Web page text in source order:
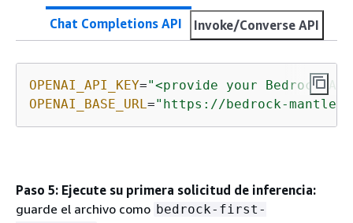
Chat Completions API Invoke/Converse API
OPENAI_API_KEY="<provide your Bedrock
OPENAI_BASE_URL="https://bedrock-
Paso 5: Ejecute su primera solicitud de inferencia:
guarde el archivo como bedrock-first-